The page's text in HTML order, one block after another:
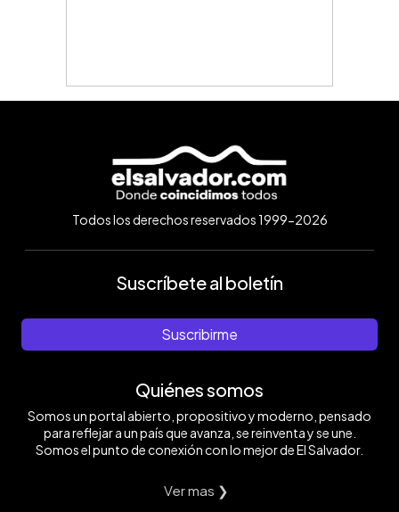
Todos los derechos reservados 1999-2026
Suscríbete al boletín
Suscribirme
Quiénes somos
Somos un portal abierto, propositivo y moderno, pensado
para reflejar a un país que avanza, se reinventa y se une.
Somos el punto de conexión con lo mejor de El Salvador.
Ver mas ❯